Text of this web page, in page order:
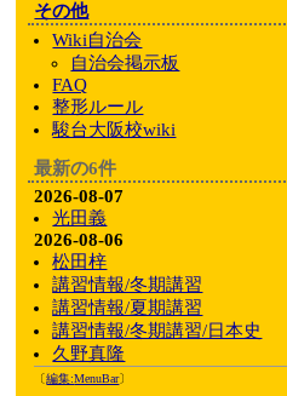
その他
Wiki自治会
自治会掲示板
FAQ
整形ルール
駿台大阪校wiki
最新の6件
2026-08-07
光田義
2026-08-06
松田梓
講習情報/冬期講習
講習情報/夏期講習
講習情報/冬期講習/日本史
久野真隆
〔編集:MenuBar〕